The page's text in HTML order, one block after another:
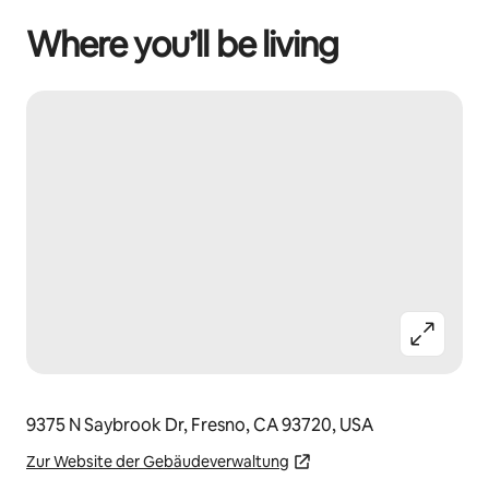
Where you’ll be living
9375 N Saybrook Dr, Fresno, CA 93720, USA
Zur Website der Gebäudeverwaltung